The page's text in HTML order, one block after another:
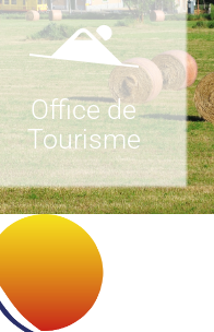
Office de
Tourisme